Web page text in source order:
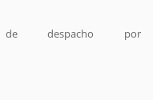
despacho por